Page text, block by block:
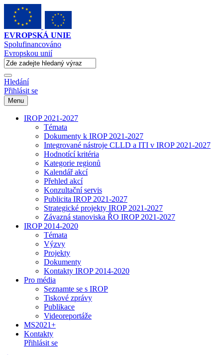
EVROPSKÁ UNIE
Spolufinancováno
Evropskou unií
Hledání
Přihlásit se
Menu
IROP 2021-2027
Témata
Dokumenty k IROP 2021-2027
Integrované nástroje CLLD a ITI v IROP 2021-2027
Hodnotící kritéria
Kategorie regionů
Kalendář akcí
Přehled akcí
Konzultační servis
Publicita IROP 2021-2027
Strategické projekty IROP 2021-2027
Závazná stanoviska ŘO IROP 2021-2027
IROP 2014-2020
Témata
Výzvy
Projekty
Dokumenty
Kontakty IROP 2014-2020
Pro média
Seznamte se s IROP
Tiskové zprávy
Publikace
Videoreportáže
MS2021+
Kontakty
Přihlásit se